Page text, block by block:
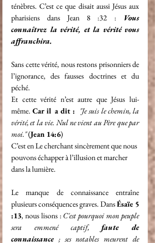
ténèbres. C’est ce que disait aussi Jésus aux
pharisiens dans Jean 8 :32 : Vous
connaîtrez la vérité, et la vérité vous
affranchira.
Sans cette vérité, nous restons prisonniers de
l’ignorance, des fausses doctrines et du
péché.
Et cette vérité n’est autre que Jésus lui-
même. Car il a dit : "Je suis le chemin, la
vérité, et la vie. Nul ne vient au Père que par
moi." (Jean 14:6)
C’est en Le cherchant sincèrement que nous
pouvons échapper à l’illusion et marcher
dans la lumière.
Le manque de connaissance entraîne
plusieurs conséquences graves. Dans Ésaïe 5
:13, nous lisons : C'est pourquoi mon peuple
sera emmené captif, faute de
connaissance ; ses notables meurent de